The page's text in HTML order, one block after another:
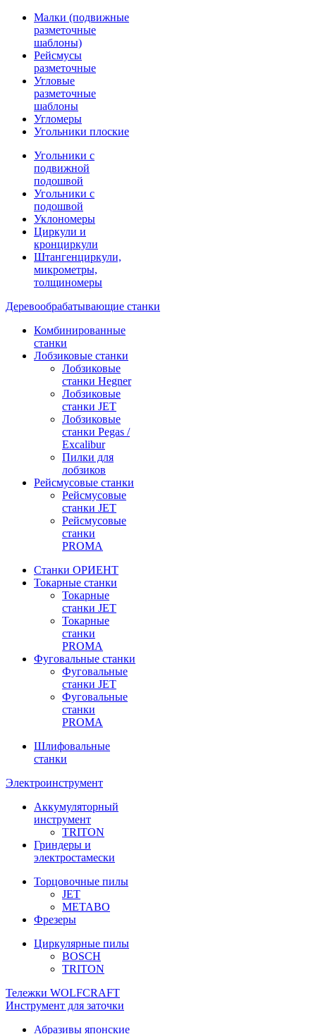
Малки (подвижные
разметочные
шаблоны)
Рейсмусы
разметочные
Угловые
разметочные
шаблоны
Угломеры
Угольники плоские
Угольники с
подвижной
подошвой
Угольники с
подошвой
Уклономеры
Циркули и
кронциркули
Штангенциркули,
микрометры,
толщиномеры
Деревообрабатывающие станки
Комбинированные
станки
Лобзиковые станки
Лобзиковые
станки Hegner
Лобзиковые
станки JET
Лобзиковые
станки Pegas /
Excalibur
Пилки для
лобзиков
Рейсмусовые станки
Рейсмусовые
станки JET
Рейсмусовые
станки
PROMA
Станки ОРИЕНТ
Токарные станки
Toкарные
станки JET
Токарные
станки
PROMA
Фуговальные станки
Фуговальные
станки JET
Фуговальные
станки
PROMA
Шлифовальные
станки
Электроинструмент
Аккумуляторный
инструмент
TRITON
Гриндеры и
электростамески
Торцовочные пилы
JET
METABO
Фрезеры
Циркулярные пилы
BOSCH
TRITON
Тележки WOLFCRAFT
Инструмент для заточки
Абразивы японские